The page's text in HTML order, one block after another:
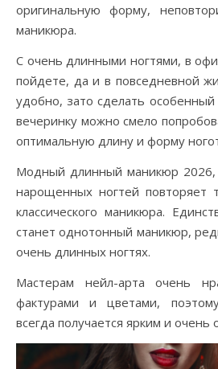
оригинальную форму,
маникюра.
С очень длинными ногтями, в
пойдете, да и в повседневной
удобно, зато сделать
вечеринку можно смело
оптимальную длину и форму
Модный длинный маникюр
нарощенных ногтей повторяет
классического маникюра.
станет однотонный маникюр,
очень длинных ногтях.
Мастерам нейл-арта очень
фактурами и цветами,
всегда получается ярким и очень